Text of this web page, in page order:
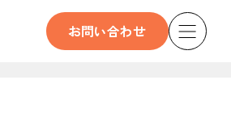
お問い合わせ